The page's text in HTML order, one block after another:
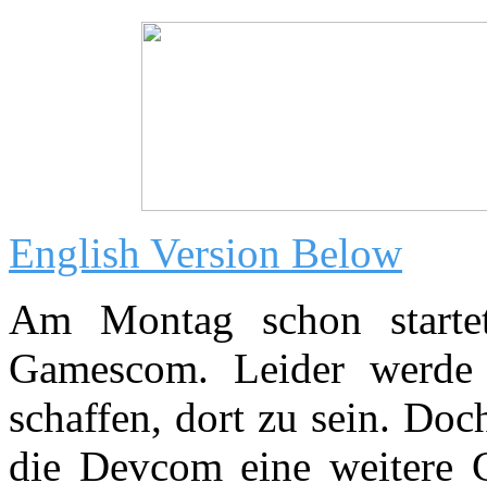
English Version Below
Am Montag schon
Gamescom. Leider
schaffen, dort zu sein.
die Devcom eine weitere